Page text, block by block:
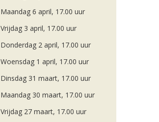
Maandag 6 april, 17.00 uur
Vrijdag 3 april, 17.00 uur
Donderdag 2 april, 17.00 uur
Woensdag 1 april, 17.00 uur
Dinsdag 31 maart, 17.00 uur
Maandag 30 maart, 17.00 uur
Vrijdag 27 maart, 17.00 uur